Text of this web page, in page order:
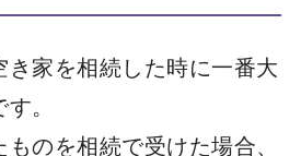
家を相続した時に一番大
。
のを相続で受けた場合、